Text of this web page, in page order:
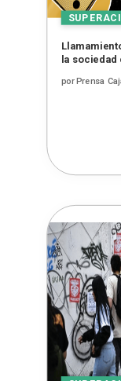
la sociedad
porPrensa